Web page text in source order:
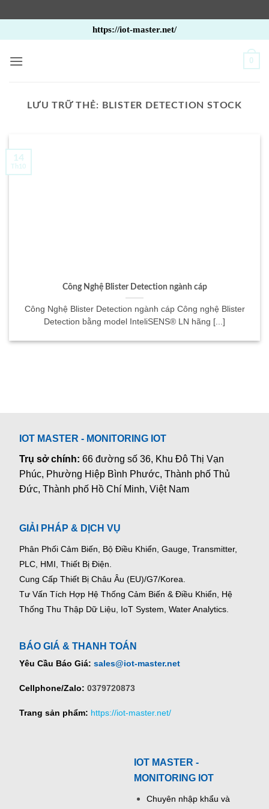
qua
nội
https://iot-master.net/
0
LƯU TRỮ THẺ: BLISTER DETECTION STOCK
Công Nghệ Blister Detection ngành cáp
Công Nghệ Blister Detection ngành cáp Công nghệ Blister
Detection bằng model InteliSENS® LN hãng [...]
14
Th10
IOT MASTER - MONITORING IOT
Trụ sở chính:66 đường số 36, Khu Đô Thị Vạn
Phúc, Phường Hiệp Bình Phước, Thành phố Thủ
Đức, Thành phố Hồ Chí Minh, Việt Nam
GIẢI PHÁP & DỊCH VỤ
Phân Phối Cảm Biến, Bộ Điều Khiển, Gauge, Transmitter,
PLC, HMI, Thiết Bị Điện.
Cung Cấp Thiết Bị Châu Âu (EU)/G7/Korea.
Tư Vấn Tích Hợp Hệ Thống Cảm Biến & Điều Khiển, Hệ
Thống Thu Thập Dữ Liệu, IoT System, Water Analytics.
BÁO GIÁ & THANH TOÁN
Yêu Cầu Báo Giá: sales@iot-master.net
Cellphone/Zalo: 0379720873
Trang sản phẩm: https://iot-master.net/
IOT MASTER -
MONITORING IOT
Chuyên nhập khẩu và